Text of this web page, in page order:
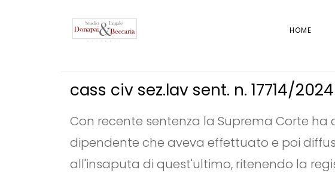
HOME
cass civ sez.lav sent. n. 17714/2024
Con recente sentenza la Suprema Corte
dipendente che aveva effettuato e poi
all'insaputa di quest'ultimo, ritenendo la